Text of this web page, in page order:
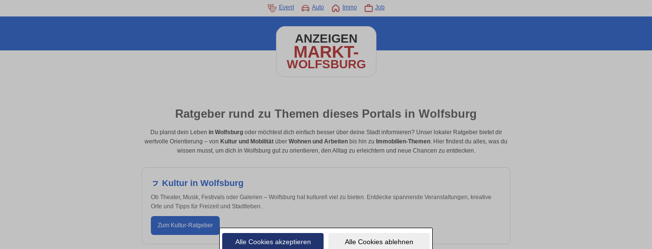
Alle Cookies akzeptieren Alle Cookies ablehnen
Event Auto Immo Job
ANZEIGEN
MARKT-
WOLFSBURG
Ratgeber rund zu Themen dieses Portals in Wolfsburg
Du planst dein Leben in Wolfsburgoder möchtest dich einfach besser über deine Stadt informieren? Unser lokaler Ratgeber bietet dir
wertvolle Orientierung – von Kultur und Mobilität über Wohnen und Arbeiten bis hin zu Immobilien-Themen. Hier findest du alles, was du
wissen musst, um dich in Wolfsburg gut zu orientieren, den Alltag zu erleichtern und neue Chancen zu entdecken.
ㇷ Kultur in Wolfsburg
Ob Theater, Musik, Festivals oder Galerien – Wolfsburg hat kulturell viel zu bieten. Entdecke spannende Veranstaltungen, kreative
Orte und Tipps für Freizeit und Stadtleben.
Zum Kultur-Ratgeber